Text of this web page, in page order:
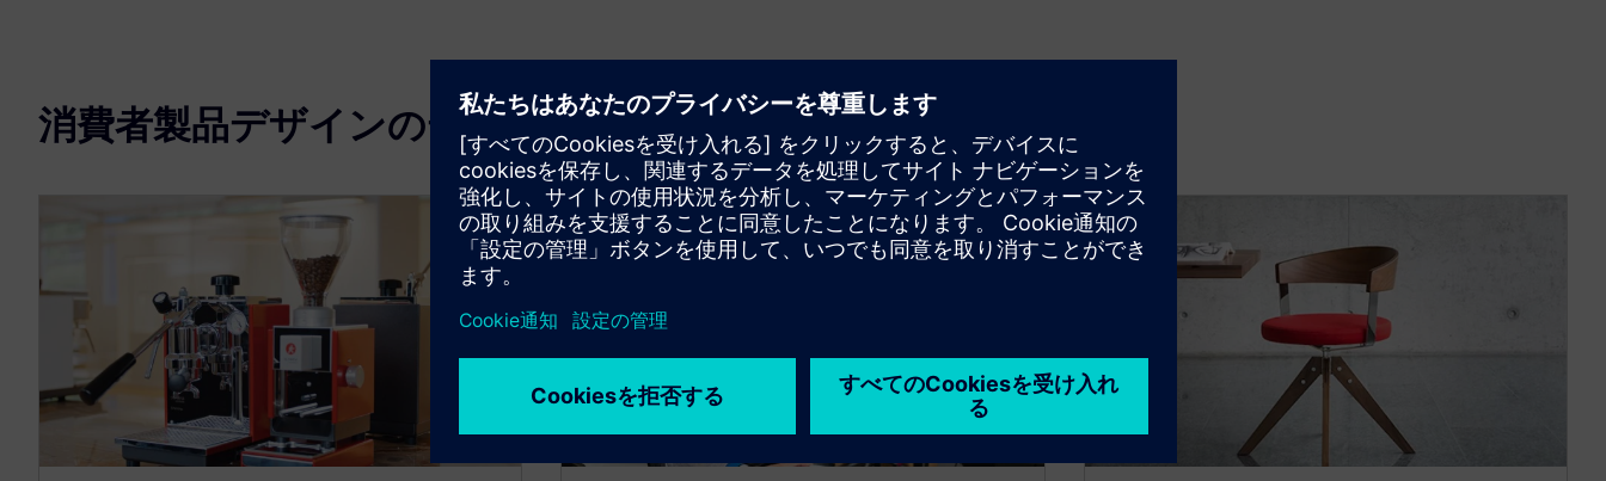
消費者製品デザインのデザインセンター